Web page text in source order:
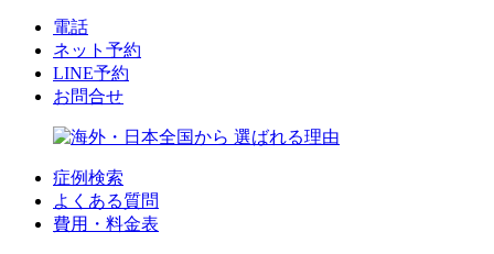
電話
ネット予約
LINE予約
お問合せ
症例検索
よくある質問
費用・料金表